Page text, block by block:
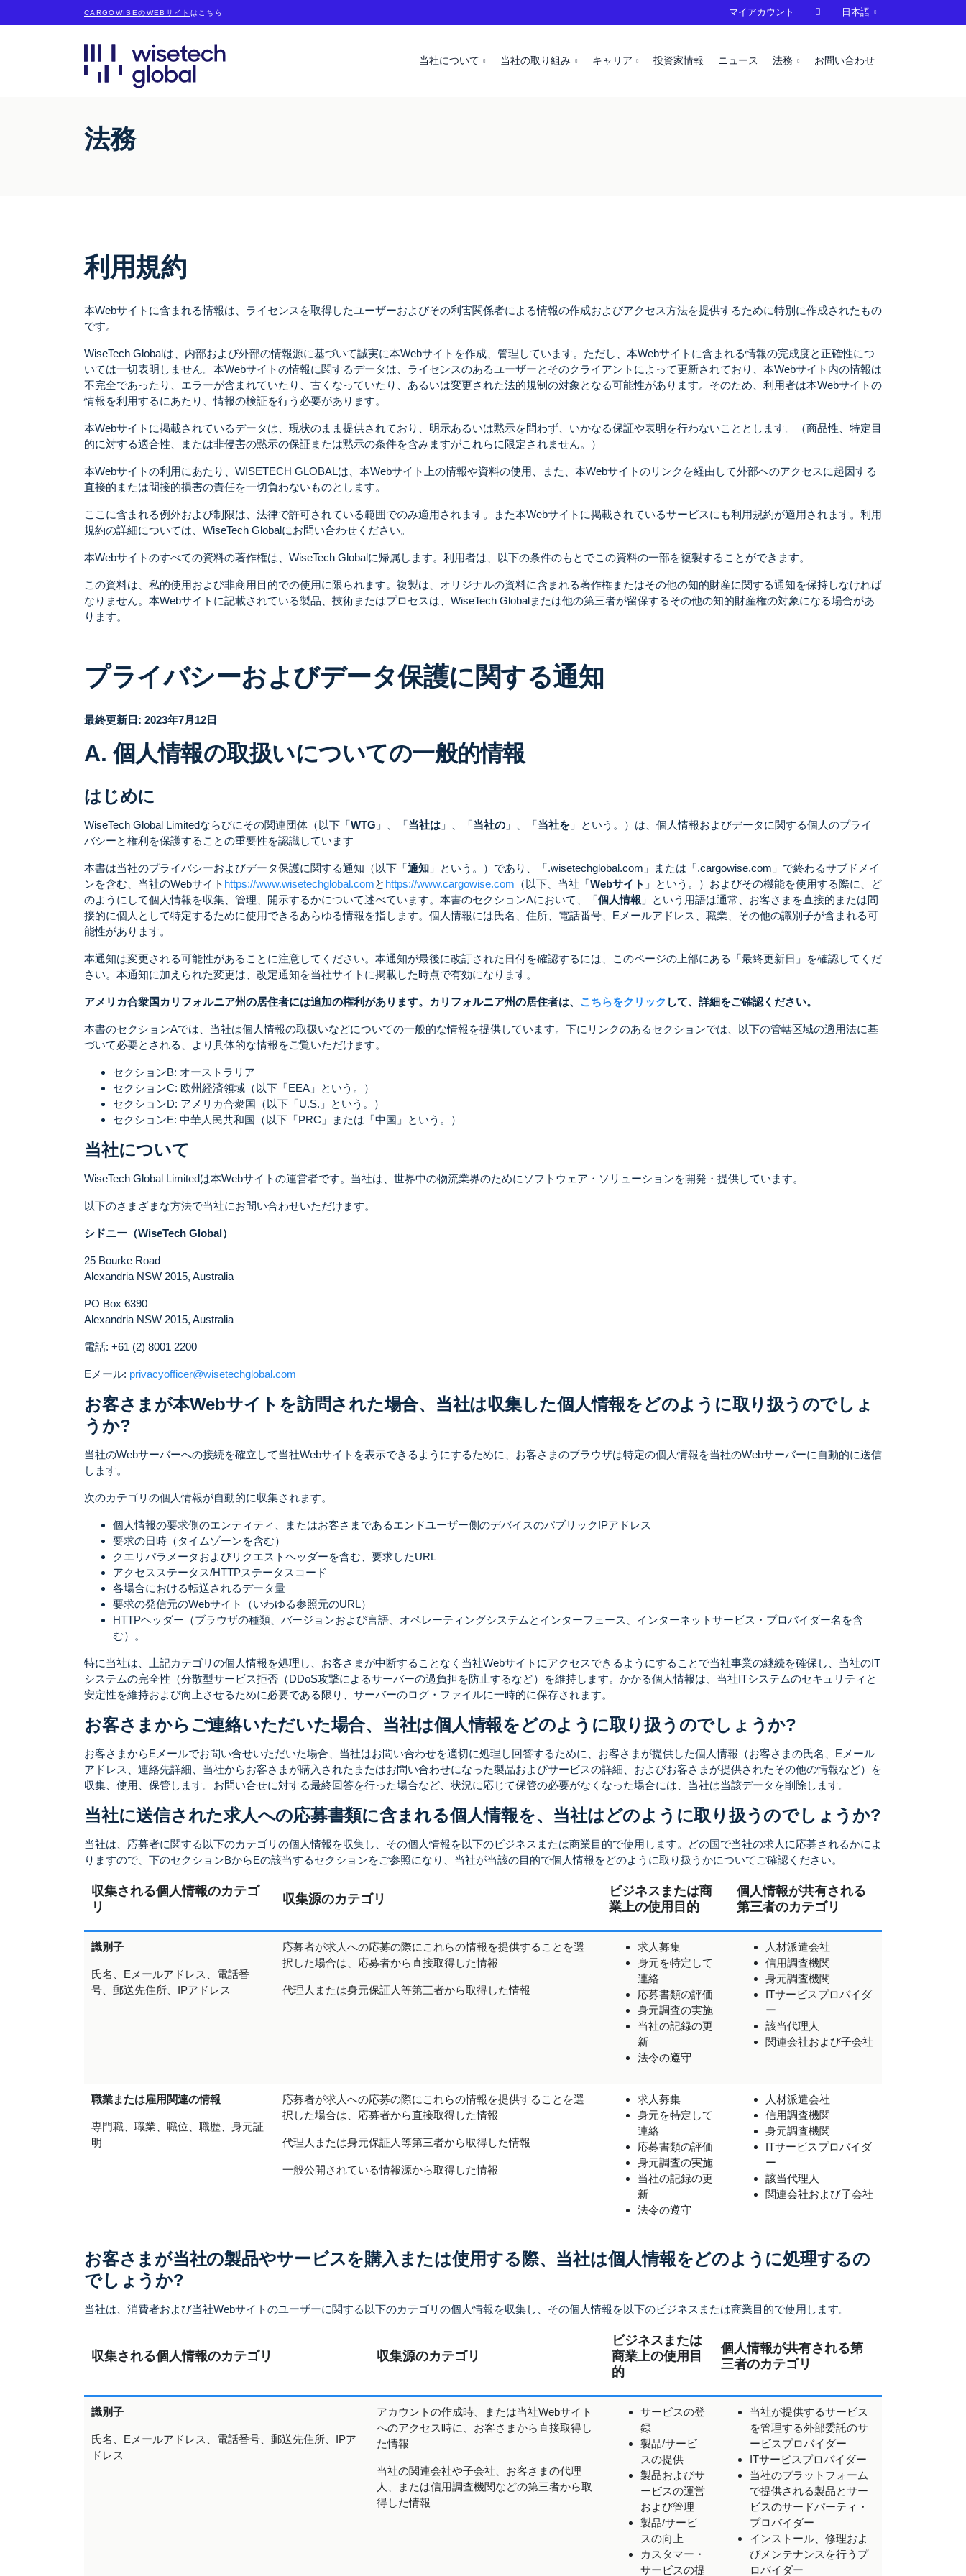
CARGOWISEのWEBサイト はこちら
当社について 当社の取り組み キャリア 投資家情報 ニュース 法務 お問い合わせ
マイアカウント  日本語
法務
利用規約
本Webサイトに含まれる情報は、ライセンスを取得したユーザーおよびその利害関係者による情報の作成およびアクセス方法を提供するために特別に作成されたもの
です。
WiseTech Globalは、内部および外部の情報源に基づいて誠実に本Webサイトを作成、管理しています。ただし、本Webサイトに含まれる情報の完成度と正確性につ
いては一切表明しません。本Webサイトの情報に関するデータは、ライセンスのあるユーザーとそのクライアントによって更新されており、本Webサイト内の情報は
不完全であったり、エラーが含まれていたり、古くなっていたり、あるいは変更された法的規制の対象となる可能性があります。そのため、利用者は本Webサイトの
情報を利用するにあたり、情報の検証を行う必要があります。
本Webサイトに掲載されているデータは、現状のまま提供されており、明示あるいは黙示を問わず、いかなる保証や表明を行わないこととします。（商品性、特定目
的に対する適合性、または非侵害の黙示の保証または黙示の条件を含みますがこれらに限定されません。）
本Webサイトの利用にあたり、WISETECH GLOBALは、本Webサイト上の情報や資料の使用、また、本Webサイトのリンクを経由して外部へのアクセスに起因する
直接的または間接的損害の責任を一切負わないものとします。
ここに含まれる例外および制限は、法律で許可されている範囲でのみ適用されます。また本Webサイトに掲載されているサービスにも利用規約が適用されます。利用
規約の詳細については、WiseTech Globalにお問い合わせください。
本Webサイトのすべての資料の著作権は、WiseTech Globalに帰属します。利用者は、以下の条件のもとでこの資料の一部を複製することができます。
この資料は、私的使用および非商用目的での使用に限られます。複製は、オリジナルの資料に含まれる著作権またはその他の知的財産に関する通知を保持しなければ
なりません。本Webサイトに記載されている製品、技術またはプロセスは、WiseTech Globalまたは他の第三者が留保するその他の知的財産権の対象になる場合があ
ります。
プライバシーおよびデータ保護に関する通知
最終更新日: 2023年7月12日
A. 個人情報の取扱いについての一般的情報
はじめに
WiseTech Global Limitedならびにその関連団体（以下「WTG 」、「当社は 」、「当社の 」、「当社を 」という。）は、個人情報およびデータに関する個人のプライ
バシーと権利を保護することの重要性を認識しています
本書は当社のプライバシーおよびデータ保護に関する通知（以下「通知 」という。）であり、「.wisetechglobal.com」または「.cargowise.com」で終わるサブドメイ
ンを含む、当社のWebサイト https://www.wisetechglobal.comと https://www.cargowise.com （以下、当社「Webサイト 」という。）およびその機能を使用する際に、ど
のようにして個人情報を収集、管理、開示するかについて述べています。本書のセクションAにおいて、「個人情報 」という用語は通常、お客さまを直接的または間
接的に個人として特定するために使用できるあらゆる情報を指します。個人情報には氏名、住所、電話番号、Eメールアドレス、職業、その他の識別子が含まれる可
能性があります。
本通知は変更される可能性があることに注意してください。本通知が最後に改訂された日付を確認するには、このページの上部にある「最終更新日」を確認してくだ
さい。本通知に加えられた変更は、改定通知を当社サイトに掲載した時点で有効になります。
アメリカ合衆国カリフォルニア州の居住者には追加の権利があります。カリフォルニア州の居住者は、 こちらをクリック して、詳細をご確認ください。
本書のセクションAでは、当社は個人情報の取扱いなどについての一般的な情報を提供しています。下にリンクのあるセクションでは、以下の管轄区域の適用法に基
づいて必要とされる、より具体的な情報をご覧いただけます。
セクションB: オーストラリア
セクションC: 欧州経済領域（以下「EEA」という。）
セクションD: アメリカ合衆国（以下「U.S.」という。）
セクションE: 中華人民共和国（以下「PRC」または「中国」という。）
当社について
WiseTech Global Limitedは本Webサイトの運営者です。当社は、世界中の物流業界のためにソフトウェア・ソリューションを開発・提供しています。
以下のさまざまな方法で当社にお問い合わせいただけます。
シドニー（WiseTech Global）
25 Bourke Road
Alexandria NSW 2015, Australia
PO Box 6390
Alexandria NSW 2015, Australia
電話: +61 (2) 8001 2200
Eメール: privacyofficer@wisetechglobal.com
お客さまが本Webサイトを訪問された場合、当社は収集した個人情報をどのように取り扱うのでしょ
うか?
当社のWebサーバーへの接続を確立して当社Webサイトを表示できるようにするために、お客さまのブラウザは特定の個人情報を当社のWebサーバーに自動的に送信
します。
次のカテゴリの個人情報が自動的に収集されます。
個人情報の要求側のエンティティ、またはお客さまであるエンドユーザー側のデバイスのパブリックIPアドレス
要求の日時（タイムゾーンを含む）
クエリパラメータおよびリクエストヘッダーを含む、要求したURL
アクセスステータス/HTTPステータスコード
各場合における転送されるデータ量
要求の発信元のWebサイト（いわゆる参照元のURL）
HTTPヘッダー（ブラウザの種類、バージョンおよび言語、オペレーティングシステムとインターフェース、インターネットサービス・プロバイダー名を含
む）。
特に当社は、上記カテゴリの個人情報を処理し、お客さまが中断することなく当社Webサイトにアクセスできるようにすることで当社事業の継続を確保し、当社のIT
システムの完全性（分散型サービス拒否（DDoS攻撃によるサーバーの過負担を防止するなど）を維持します。かかる個人情報は、当社ITシステムのセキュリティと
安定性を維持および向上させるために必要である限り、サーバーのログ・ファイルに一時的に保存されます。
お客さまからご連絡いただいた場合、当社は個人情報をどのように取り扱うのでしょうか?
お客さまからEメールでお問い合せいただいた場合、当社はお問い合わせを適切に処理し回答するために、お客さまが提供した個人情報（お客さまの氏名、Eメール
アドレス、連絡先詳細、当社からお客さまが購入されたまたはお問い合わせになった製品およびサービスの詳細、およびお客さまが提供されたその他の情報など）を
収集、使用、保管します。お問い合せに対する最終回答を行った場合など、状況に応じて保管の必要がなくなった場合には、当社は当該データを削除します。
当社に送信された求人への応募書類に含まれる個人情報を、当社はどのように取り扱うのでしょうか?
当社は、応募者に関する以下のカテゴリの個人情報を収集し、その個人情報を以下のビジネスまたは商業目的で使用します。どの国で当社の求人に応募されるかによ
りますので、下のセクションBからEの該当するセクションをご参照になり、当社が当該の目的で個人情報をどのように取り扱うかについてご確認ください。
収集される個人情報のカテゴ
リ
収集源のカテゴリ
ビジネスまたは商
業上の使用目的
個人情報が共有される
第三者のカテゴリ
識別子
氏名、Eメールアドレス、電話番
号、郵送先住所、IPアドレス
応募者が求人への応募の際にこれらの情報を提供することを選
択した場合は、応募者から直接取得した情報
代理人または身元保証人等第三者から取得した情報
求人募集
身元を特定して
連絡
応募書類の評価
身元調査の実施
当社の記録の更
新
法令の遵守
人材派遣会社
信用調査機関
身元調査機関
ITサービスプロバイダ
ー
該当代理人
関連会社および子会社
職業または雇用関連の情報
専門職、職業、職位、職歴、身元証
明
応募者が求人への応募の際にこれらの情報を提供することを選
択した場合は、応募者から直接取得した情報
代理人または身元保証人等第三者から取得した情報
一般公開されている情報源から取得した情報
求人募集
身元を特定して
連絡
応募書類の評価
身元調査の実施
当社の記録の更
新
法令の遵守
人材派遣会社
信用調査機関
身元調査機関
ITサービスプロバイダ
ー
該当代理人
関連会社および子会社
お客さまが当社の製品やサービスを購入または使用する際、当社は個人情報をどのように処理するの
でしょうか?
当社は、消費者および当社Webサイトのユーザーに関する以下のカテゴリの個人情報を収集し、その個人情報を以下のビジネスまたは商業目的で使用します。
収集される個人情報のカテゴリ 収集源のカテゴリ
ビジネスまたは
商業上の使用目
的
個人情報が共有される第
三者のカテゴリ
識別子
氏名、Eメールアドレス、電話番号、郵送先住所、IPア
ドレス
アカウントの作成時、または当社Webサイト
へのアクセス時に、お客さまから直接取得し
た情報
当社の関連会社や子会社、お客さまの代理
人、または信用調査機関などの第三者から取
得した情報
サービスの登
録
製品/サービ
スの提供
製品およびサ
ービスの運営
および管理
製品/サービ
スの向上
カスタマー・
サービスの提
当社が提供するサービス
を管理する外部委託のサ
ービスプロバイダー
ITサービスプロバイダー
当社のプラットフォーム
で提供される製品とサー
ビスのサードパーティ・
プロバイダー
インストール、修理およ
びメンテナンスを行うプ
ロバイダー